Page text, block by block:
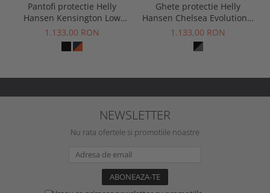
Pantofi protectie Helly
Hansen Kensington Low
BOA S3S
1.133,00 RON
Ghete protectie Helly
Hansen Chelsea Evolution 2
Mid BOA Wide S3 HT
1.133,00 RON
NEWSLETTER
Nu rata ofertele si promotiile noastre